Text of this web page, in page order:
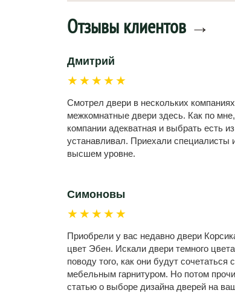
Отзывы клиентов →
Дмитрий
★★★★★
Смотрел двери в нескольких
межкомнатные двери здесь. Как по
компании адекватная и выбрать есть
устанавливал. Приехали специалисты
высшем уровне.
Симоновы
★★★★★
Приобрели у вас недавно двери
цвет Эбен. Искали двери темного
поводу того, как они будут
мебельным гарнитуром. Но потом
статью о выборе дизайна дверей на